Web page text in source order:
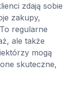
zdają sobie
zakupy,
regularne
ale także
mogą
skuteczne,